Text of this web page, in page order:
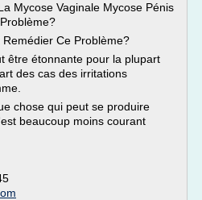
Mycose Vaginale Mycose Pénis
Ce Problème?
être étonnante pour la plupart
des cas des irritations
chose qui peut se produire
beaucoup moins courant